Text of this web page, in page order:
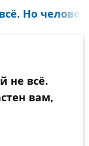
Но человек...
не всё.
вам,